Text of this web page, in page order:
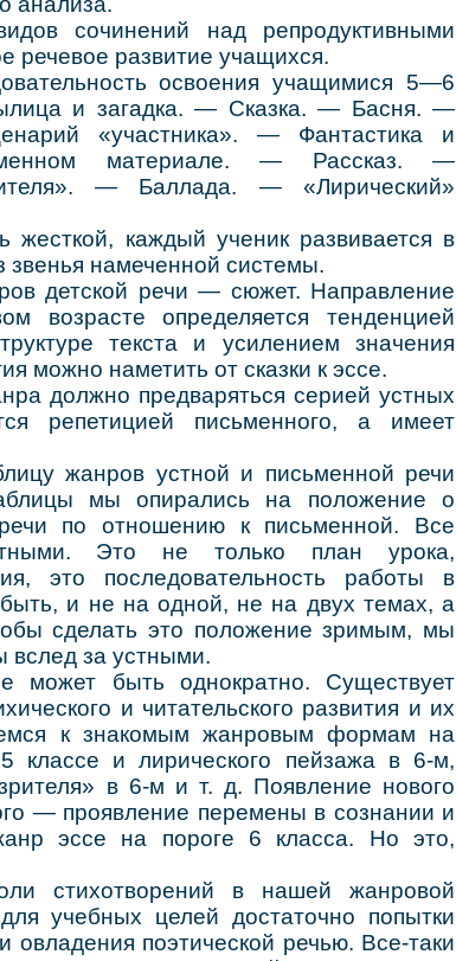
сочинений над репродуктивными
речевое развитие учащихся.
освоения учащимися 5—6
и загадка. — Сказка. — Басня. —
«участника». — Фантастика и
материале. — Рассказ. —
— Баллада. — «Лирический»
каждый ученик развивается в
звенья намеченной системы.
детской речи — сюжет. Направление
возрасте определяется тенденцией
текста и усилением значения
можно наметить от сказки к эссе.
должно предваряться серией устных
репетицией письменного, а имеет
жанров устной и письменной речи
мы опирались на положение о
по отношению к письменной. Все
Это не только план урока,
это последовательность работы в
и не на одной, не на двух темах, а
сделать это положение зримым, мы
вслед за устными.
быть однократно. Существует
и читательского развития и их
к знакомым жанровым формам на
и лирического пейзажа в 6-м,
в 6-м и т. д. Появление нового
— проявление перемены в сознании и
эссе на пороге 6 класса. Но это,
в нашей жанровой
учебных целей достаточно попытки
овладения поэтической речью. Все-таки